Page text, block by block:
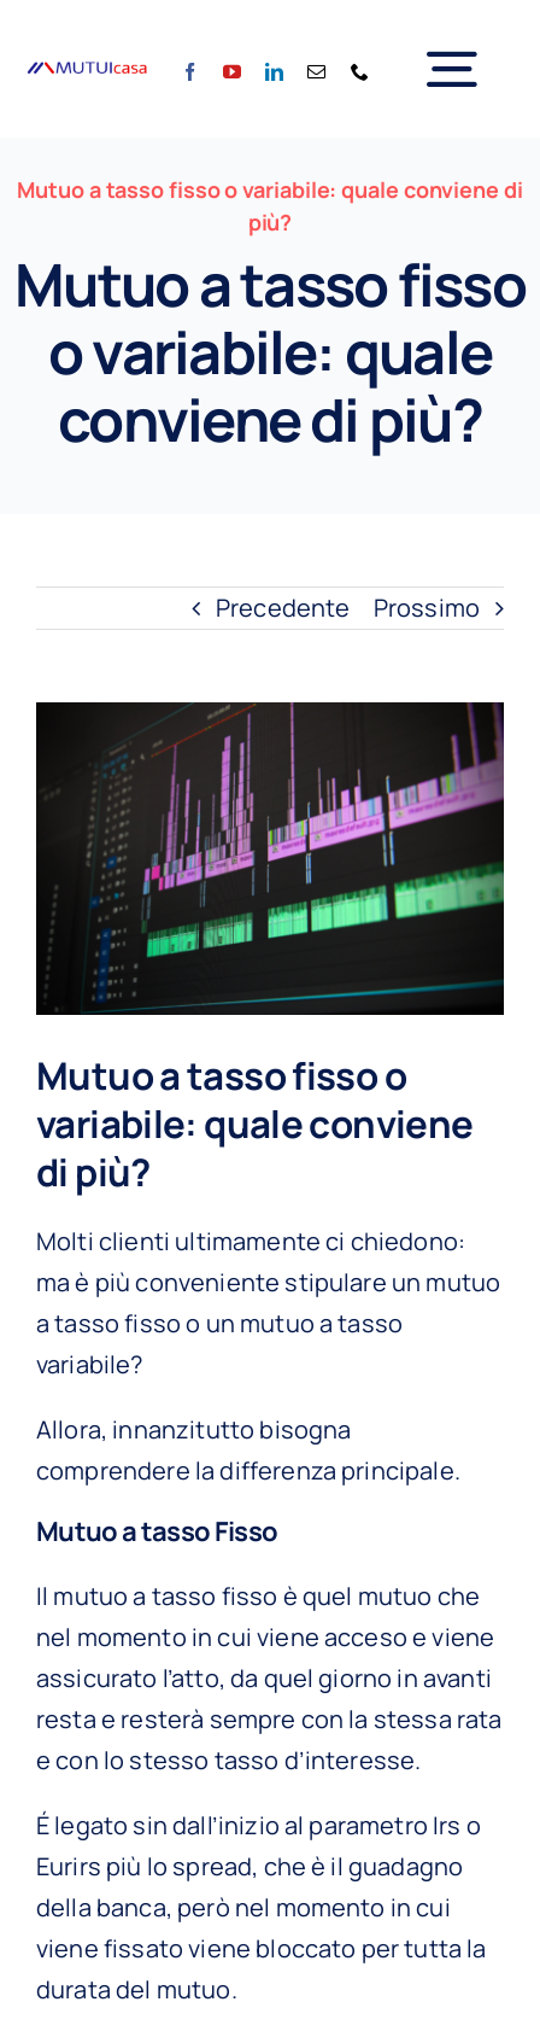
Chi siamo
Servizi
Calcola la rata
Tassi
Per il Sociale
Partner
Mutuo a tasso fisso o variabile: quale conviene di
più?
Mutuo a tasso fisso
o variabile: quale
conviene di più?
Precedente Prossimo
Ingrandisci
immagine
Mutuo a tasso fisso o
variabile: quale conviene
di più?
Molti clienti ultimamente ci chiedono:
ma è più conveniente stipulare un mutuo
a tasso fisso o un mutuo a tasso
variabile?
Allora, innanzitutto bisogna
comprendere la differenza principale.
Mutuo a tasso Fisso
Il mutuo a tasso fisso è quel mutuo che
nel momento in cui viene acceso e viene
assicurato l’atto, da quel giorno in avanti
resta e resterà sempre con la stessa rata
e con lo stesso tasso d’interesse.
É legato sin dall’inizio al parametro Irs o
Eurirs più lo spread, che è il guadagno
della banca, però nel momento in cui
viene fissato viene bloccato per tutta la
durata del mutuo.